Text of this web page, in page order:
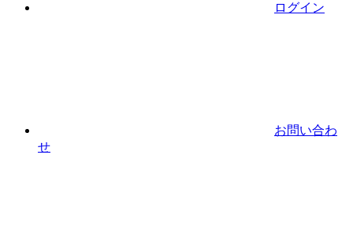
ログイン
お問い合わ
せ